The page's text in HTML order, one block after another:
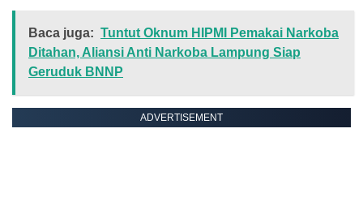
Baca juga: Tuntut Oknum HIPMI Pemakai Narkoba
Ditahan, Aliansi Anti Narkoba Lampung Siap
Geruduk BNNP
ADVERTISEMENT